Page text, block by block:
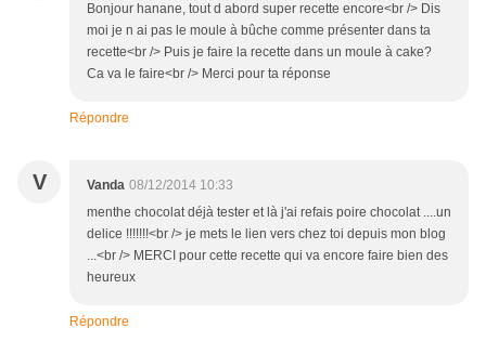
Bonjour hanane, tout d abord super recette encore<br /> Dis
moi je n ai pas le moule à bûche comme présenter dans ta
recette<br /> Puis je faire la recette dans un moule à cake?
Ca va le faire<br /> Merci pour ta réponse
Répondre
V Vanda 08/12/2014 10:33
menthe chocolat déjà tester et là j'ai refais poire chocolat ....un
delice !!!!!!!<br /> je mets le lien vers chez toi depuis mon blog
...<br /> MERCI pour cette recette qui va encore faire bien des
heureux
Répondre